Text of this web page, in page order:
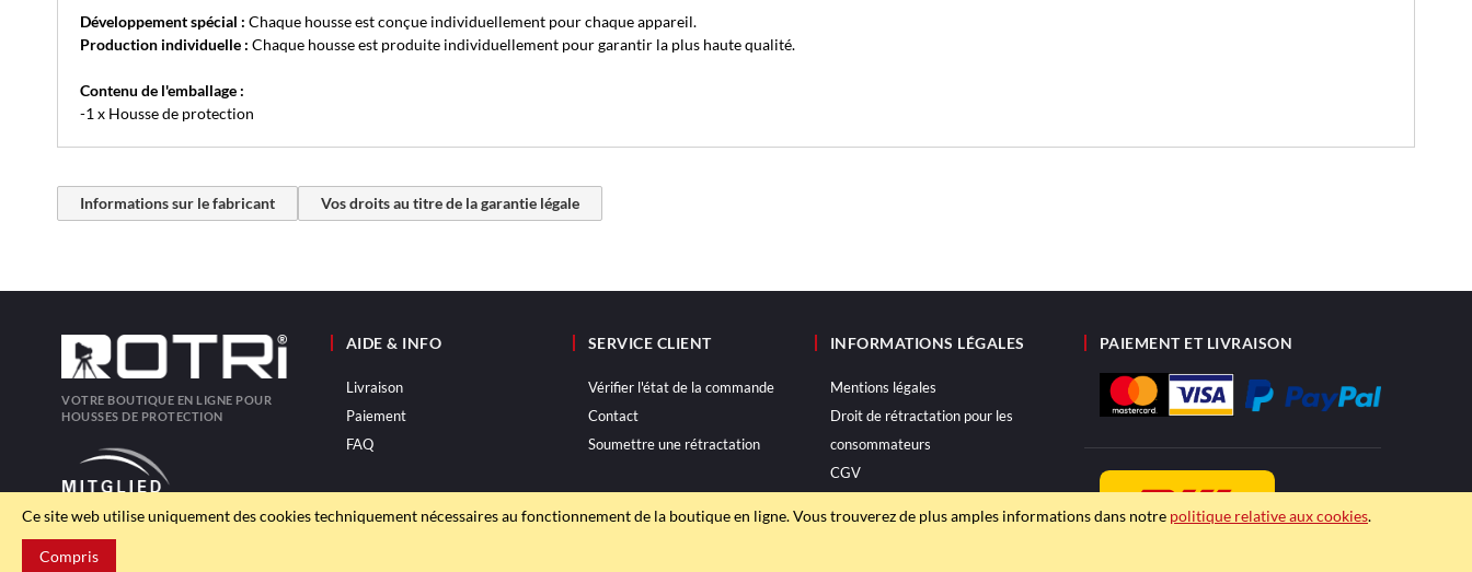
Ce site web utilise uniquement des cookies techniquement nécessaires au fonctionnement de la boutique en ligne. Vous trouverez de plus amples informations dans notre politique relative aux cookies.
Compris
Développement spécial : Chaque housse est conçue individuellement pour chaque appareil.
Production individuelle : Chaque housse est produite individuellement pour garantir la plus haute qualité.
Contenu de l'emballage :
-1 x Housse de protection
Informations sur le fabricant Vos droits au titre de la garantie légale
VOTRE BOUTIQUE EN LIGNE POUR
HOUSSES DE PROTECTION
AIDE & INFO
Livraison
Paiement
FAQ
SERVICE CLIENT
Vérifier l'état de la commande
Contact
Soumettre une rétractation
INFORMATIONS LÉGALES
Mentions légales
Droit de rétractation pour les
consommateurs
CGV
PAIEMENT ET LIVRAISON